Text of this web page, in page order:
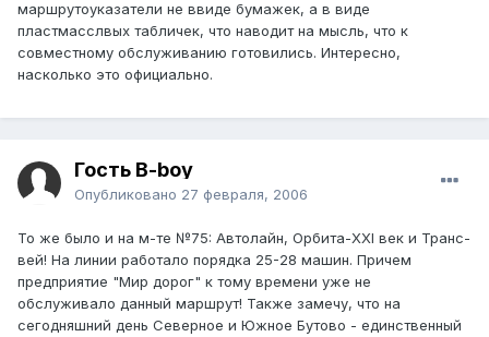
маршрутоуказатели не ввиде бумажек, а в виде
пластмасслвых табличек, что наводит на мысль, что к
совместному обслуживанию готовились. Интересно,
насколько это официально.
Гость B-boy
Опубликовано 27 февраля, 2006
То же было и на м-те №75: Автолайн, Орбита-XXI век и Транс-
вей! На линии работало порядка 25-28 машин. Причем
предприятие "Мир дорог" к тому времени уже не
обслуживало данный маршрут! Также замечу, что на
сегодняшний день Северное и Южное Бутово - единственный